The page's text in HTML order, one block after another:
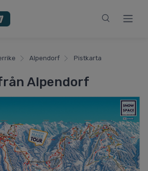
Alpendorf Pistkarta
Alpendorf